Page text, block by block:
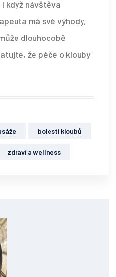
když návštěva
má své výhody,
dlouhodobě
že péče o klouby
bolesti kloubů
zdraví a wellness